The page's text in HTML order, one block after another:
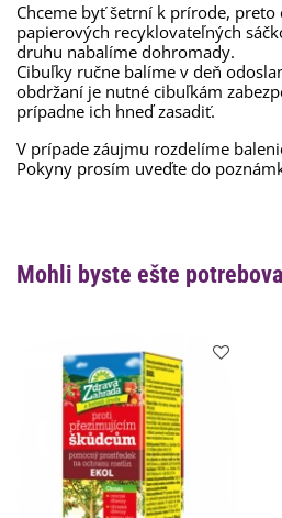
Chceme byť šetrní k prírode,
papierových recyklovateľných
druhu nabalíme dohromady.
Cibuľky ručne balíme v deň
obdržaní je nutné cibuľkám
prípadne ich hneď zasadiť.
V prípade záujmu rozdelíme
Pokyny prosím uveďte do
Mohli byste ešte